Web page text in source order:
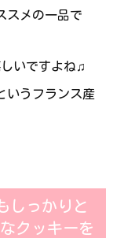
スメの一品で
いですよね♫
いうフランス産
しっかりと
クッキーを